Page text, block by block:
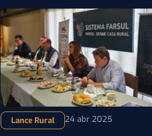
mercado
Lance Rural 24 abr 2025